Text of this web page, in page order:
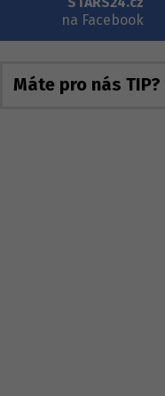
na Facebook
Máte pro nás TIP?